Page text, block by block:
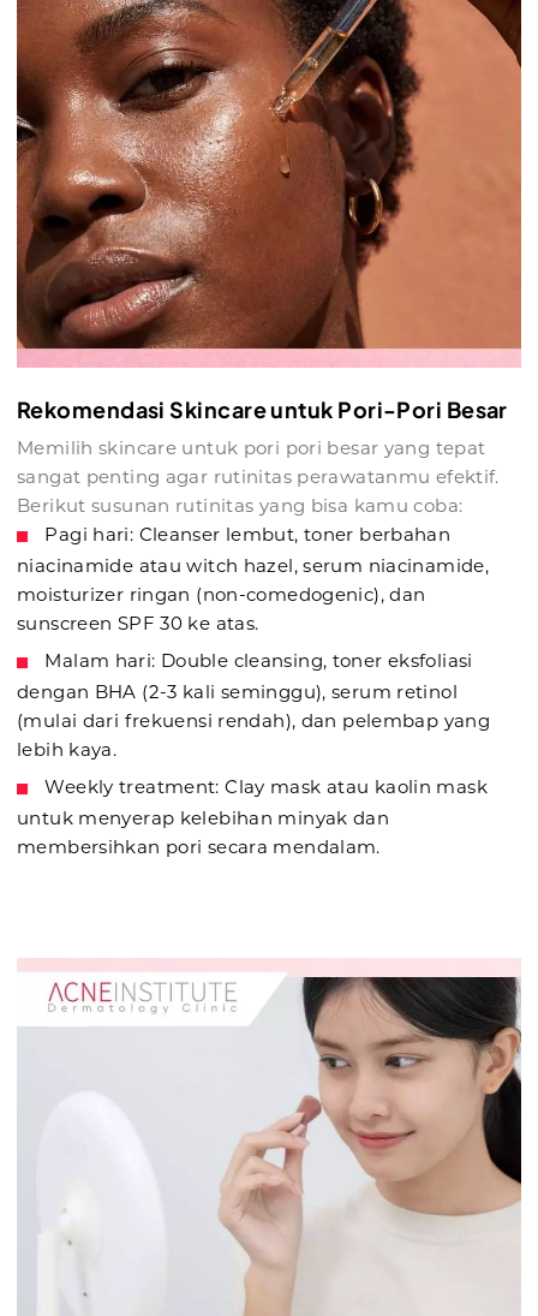
Rekomendasi Skincare untuk Pori-Pori Besar
Memilih skincare untuk pori pori besar yang tepat
sangat penting agar rutinitas perawatanmu efektif.
Berikut susunan rutinitas yang bisa kamu coba:
Pagi hari: Cleanser lembut, toner berbahan
niacinamide atau witch hazel, serum niacinamide,
moisturizer ringan (non-comedogenic), dan
sunscreen SPF 30 ke atas.
Malam hari: Double cleansing, toner eksfoliasi
dengan BHA (2-3 kali seminggu), serum retinol
(mulai dari frekuensi rendah), dan pelembap yang
lebih kaya.
Weekly treatment: Clay mask atau kaolin mask
untuk menyerap kelebihan minyak dan
membersihkan pori secara mendalam.